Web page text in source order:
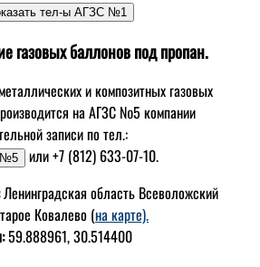
газовых баллонов под пропан.
и композитных газовых
на АГЗС №5 компании
записи по тел.:
или +7 (812) 633-07-10.
Ленинградская область Всеволожский
Ковалево (на карте).
59.888961, 30.514400